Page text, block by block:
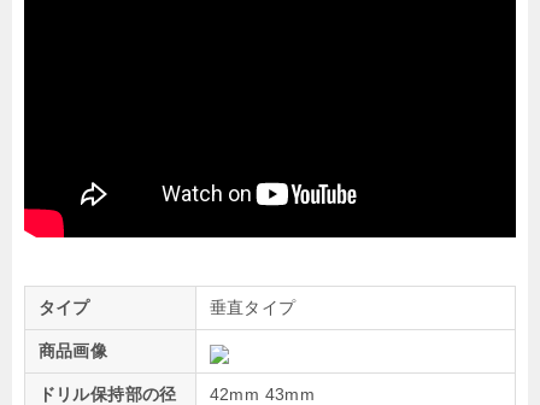
タイプ 垂直タイプ
商品画像
ドリル保持部の径 42mm 43mm